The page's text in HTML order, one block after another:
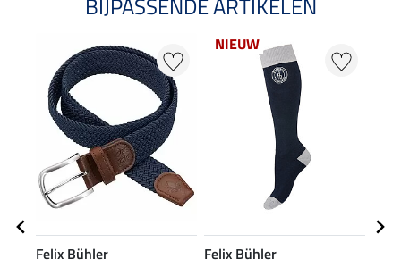
BIJPASSENDE ARTIKELEN
Felix Bühler
NIEUW
Felix Bühler